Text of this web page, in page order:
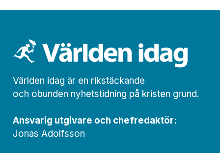
Världen idag är en rikstäckande
och obunden nyhets­­­tidning på kristen grund.
Ansvarig utgivare och chef­redaktör:
Jonas Adolfsson